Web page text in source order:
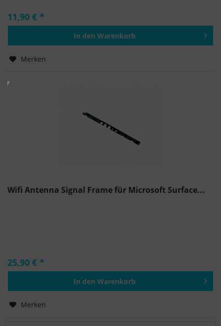
11,90 € *
In den Warenkorb
Merken
Wifi Antenna Signal Frame für Microsoft Surface...
25,90 € *
In den Warenkorb
Merken